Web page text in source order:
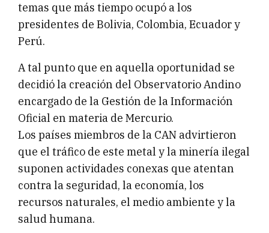
temas que más tiempo ocupó a los
presidentes de Bolivia, Colombia, Ecuador y
Perú.
A tal punto que en aquella oportunidad se
decidió la creación del Observatorio Andino
encargado de la Gestión de la Información
Oficial en materia de Mercurio.
Los países miembros de la CAN advirtieron
que el tráfico de este metal y la minería ilegal
suponen actividades conexas que atentan
contra la seguridad, la economía, los
recursos naturales, el medio ambiente y la
salud humana.